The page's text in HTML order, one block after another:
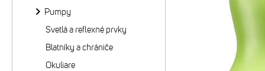
Pumpy
Svetlá a reflexné prvky
Blatníky a chrániče
Okuliare